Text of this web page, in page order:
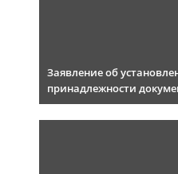
Заявление об
принадлежности